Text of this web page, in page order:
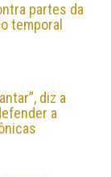
partes da
temporal
diz a
a